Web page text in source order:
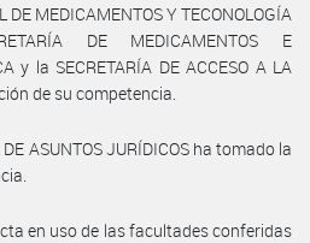
DE MEDICAMENTOS Y TECONOLOGÍA
DE MEDICAMENTOS E
y la SECRETARÍA DE ACCESO A LA
de su competencia.
ASUNTOS JURÍDICOS ha tomado la
en uso de las facultades conferidas